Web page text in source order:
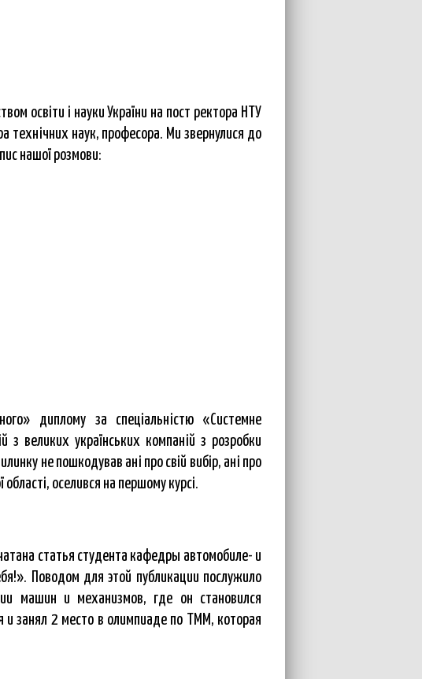
освіти і науки України на пост ректора НТУ
технічних наук, професора. Ми звернулися до
нашої розмови:
диплому за спеціальністю «Системне
з великих українських компаній з розробки
не пошкодував ані про свій вибір, ані про
оселився на першому курсі.
статья студента кафедры автомобиле- и
Поводом для этой публикации послужило
машин и механизмов, где он становился
и занял 2 место в олимпиаде по ТММ, которая